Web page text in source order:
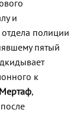
и
отдела полиции
пятый
к
Мертаф,